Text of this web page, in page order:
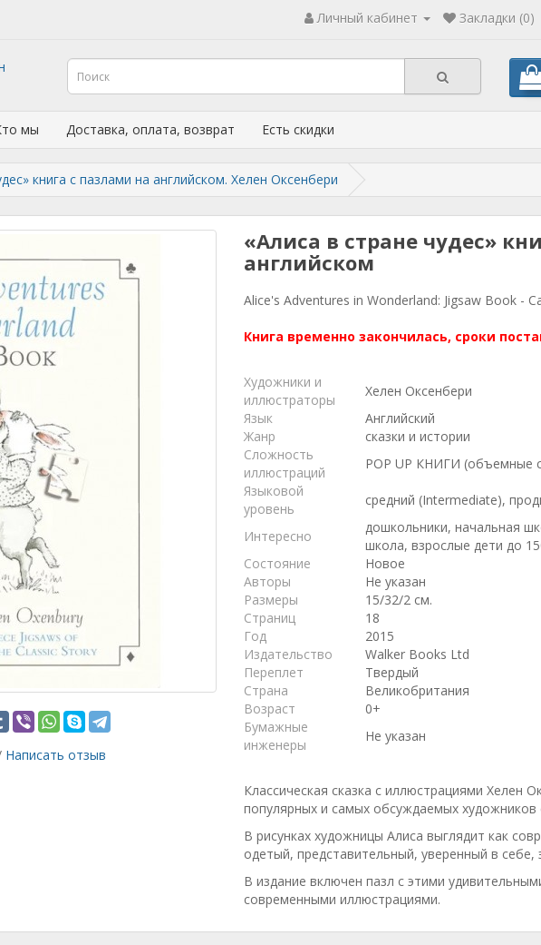
Личный кабинет Закладки (0)
мы Доставка, оплата, возврат Есть скидки
книга с пазлами на английском. Хелен Оксенбери
Написать отзыв
«Алиса в стране чудес»
английском
Alice's Adventures in Wonderland: Jigsaw Book -
Книга временно закончилась, сроки
Художники и
иллюстраторы
Хелен Оксенбери
Язык
Английский
Жанр
сказки и истории
Сложность
иллюстраций
POP UP КНИГИ (объемные
Языковой
уровень
средний (Intermediate),
Интересно
дошкольники, начальная
школа, взрослые дети до
Состояние
Новое
Авторы
Не указан
Размеры
15/32/2 см.
Страниц
18
Год
2015
Издательство
Walker Books Ltd
Переплет
Твердый
Страна
Великобритания
Возраст
0+
Бумажные
инженеры
Не указан
Классическая сказка с иллюстрациями Хелен
популярных и самых обсуждаемых художников
В рисунках художницы Алиса выглядит как
одетый, представительный, уверенный в себе,
В издание включен пазл с этими
современными иллюстрациями.